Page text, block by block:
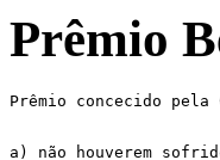
Prêmio
Prêmio concecido pela
a) não houverem